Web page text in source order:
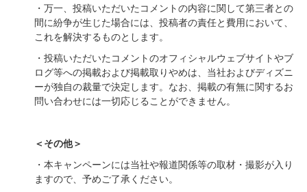
・万一、投稿いただいたコメントの内容に関して第三者との
間に紛争が生じた場合には、投稿者の責任と費用において、
これを解決するものとします。
・投稿いただいたコメントのオフィシャルウェブサイトやブ
ログ等への掲載および掲載取りやめは、当社およびディズニ
ーが独自の裁量で決定します。なお、掲載の有無に関するお
問い合わせには一切応じることができません。
＜その他＞
・本キャンペーンには当社や報道関係等の取材・撮影が入り
ますので、予めご了承ください。